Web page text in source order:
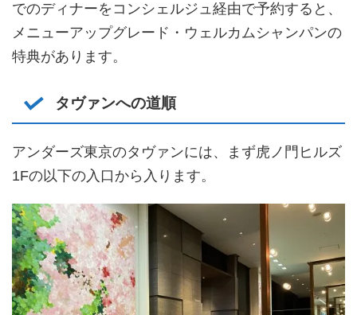
でのディナーをコンシェルジュ経由で予約すると、
メニューアップグレード・ウェルカムシャンパンの
特典があります。
タヴァンへの道順
アンダーズ東京のタヴァンには、まず虎ノ門ヒルズ
1Fの以下の入口から入ります。